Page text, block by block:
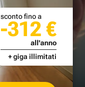
sconto fino a
-312 €
all'anno
+ giga illimitati